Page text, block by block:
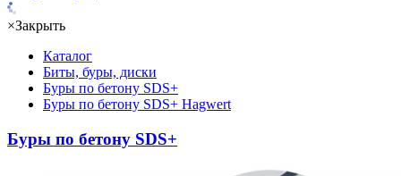
×Закрыть
Каталог
Биты, буры, диски
Буры по бетону SDS+
Буры по бетону SDS+ Hagwert
Буры по бетону SDS+